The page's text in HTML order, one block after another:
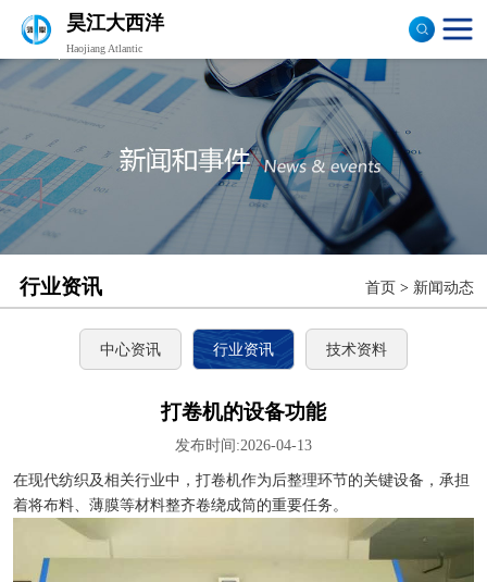
昊江大西洋
Haojiang Atlantic
行业资讯 首页 > 新闻动态
中心资讯 行业资讯 技术资料
打卷机的设备功能
发布时间:2026-04-13
在现代纺织及相关行业中，打卷机作为后整理环节的关键设备，承担
着将布料、薄膜等材料整齐卷绕成筒的重要任务。
验布机
打卷机
切边机
布匹包装机